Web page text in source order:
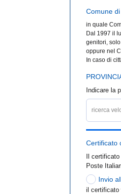
Comune
in quale
Dal 1997 il
genitori,
oppure nel
In caso di
Indicare la
ricerca
Certificato
Il
Poste
Invio
il certificato